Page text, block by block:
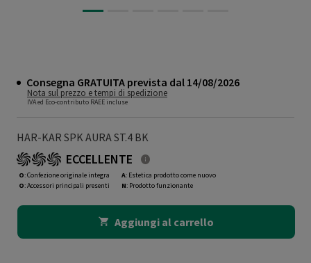
Consegna GRATUITA prevista dal 14/08/2026
Nota sul prezzo e tempi di spedizione
IVA ed Eco-contributo RAEE incluse
HAR-KAR SPK AURA ST.4 BK
ECCELLENTE
O: Confezione originale integra
O: Accessori principali presenti
A: Estetica prodotto come nuovo
N: Prodotto funzionante
Aggiungi al carrello